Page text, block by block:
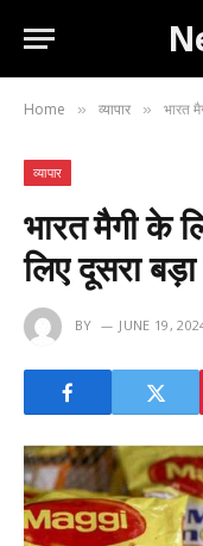
Home » व्यापार » भारत
व्यापार
भारत मैगी के
लिए दूसरा बड़ा
BY JUNE 19,